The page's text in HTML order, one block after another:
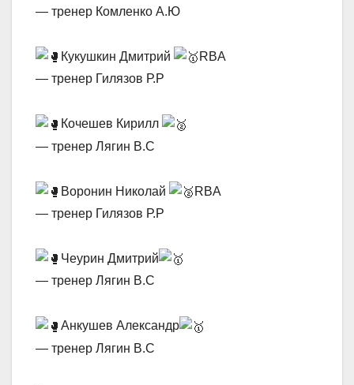
— тренер Комленко А.Ю
Кукушкин Дмитрий
RBA
— тренер Гилязов Р.Р
Кочешев Кирилл
— тренер Лягин В.С
Воронин Николай
RBA
— тренер Гилязов Р.Р
Чеурин Дмитрий
— тренер Лягин В.С
Анкушев Александр
— тренер Лягин В.С